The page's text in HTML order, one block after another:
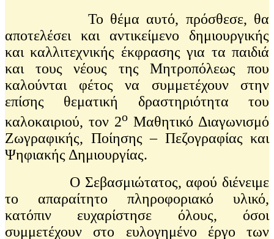
Το θέμα αυτό, πρόσθεσε, θα
αποτελέσει και αντικείμενο δημιουργικής
και καλλιτεχνικής έκφρασης για τα παιδιά
και τους νέους της Μητροπόλεως που
καλούνται φέτος να συμμετέχουν στην
επίσης θεματική δραστηριότητα του
καλοκαιριού, τον 2ο Μαθητικό Διαγωνισμό
Ζωγραφικής, Ποίησης – Πεζογραφίας και
Ψηφιακής Δημιουργίας.
Ο Σεβασμιώτατος, αφού διένειμε
το απαραίτητο πληροφοριακό υλικό,
κατόπιν ευχαρίστησε όλους, όσοι
συμμετέχουν στο ευλογημένο έργο των